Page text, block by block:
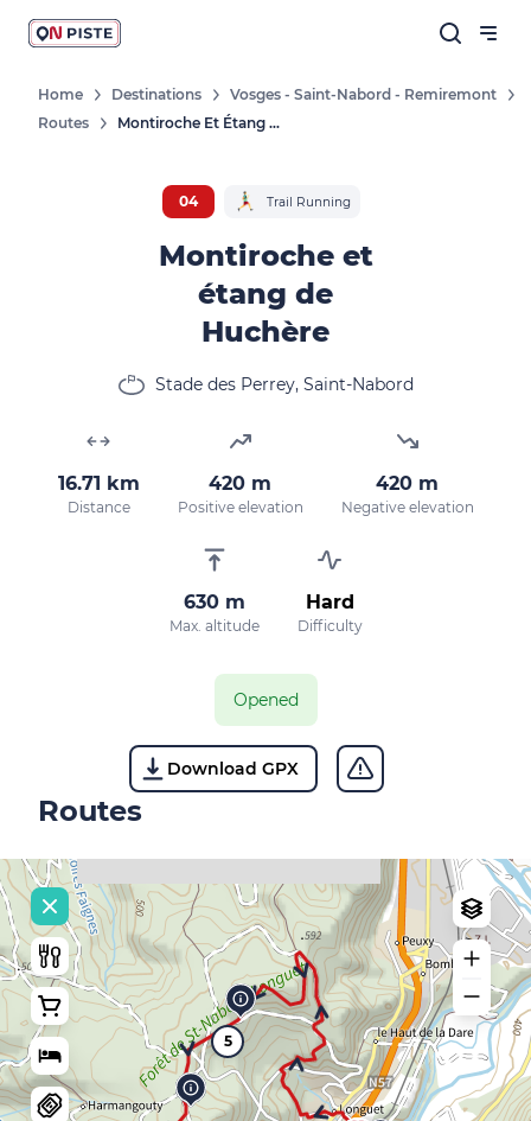
Home Destinations
Vosges - Saint-Nabord - Remiremont
Routes
Montiroche Et Étang De Huchère
04 Trail Running
Montiroche et
étang de
Huchère
Stade des Perrey, Saint-Nabord
16.71 km
Distance
420 m
Positive elevation
420 m
Negative elevation
630 m
Max. altitude
Hard
Difficulty
Opened
Download GPX
Routes
5